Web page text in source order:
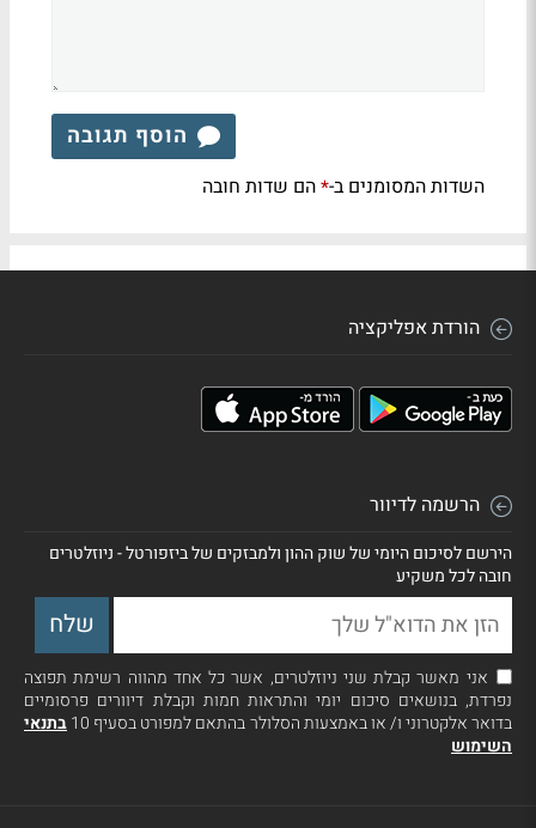
הוסף תגובה
השדות המסומנים ב-*הם שדות חובה
הורדת אפליקציה
הרשמה לדיוור
הירשם לסיכום היומי של שוק ההון ולמבזקים של ביזפורטל - ניוזלטרים
חובה לכל משקיע
אני מאשר קבלת שני ניוזלטרים, אשר כל אחד מהווה רשימת תפוצה
נפרדת, בנושאים סיכום יומי והתראות חמות וקבלת דיוורים פרסומיים
בדואר אלקטרוני ו/ או באמצעות הסלולר בהתאם למפורט בסעיף 10
בתנאי
השימוש